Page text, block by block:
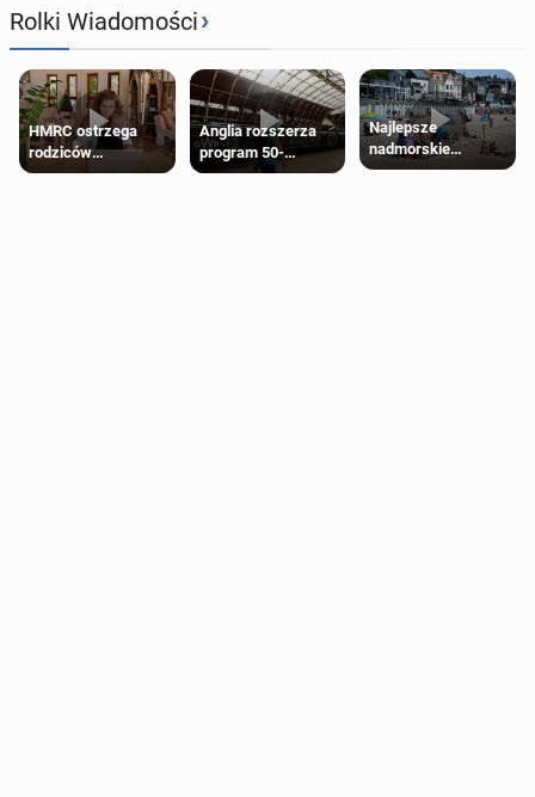
Rolki Wiadomości›
HMRC ostrzega
rodziców
pobierających Child
Anglia rozszerza
program 50-
procentowych
Najlepsze
nadmorskie
miasteczko blisko